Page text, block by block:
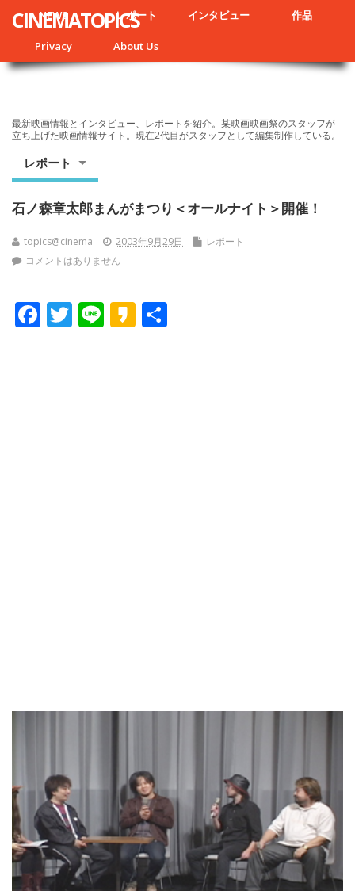
NEWS レポート インタビュー 作品
Privacy About Us
CINEMATOPICS
最新映画情報とインタビュー、レポートを紹介。某映画映画祭のスタッフが
立ち上げた映画情報サイト。現在2代目がスタッフとして編集制作している。
レポート
石ノ森章太郎まんがまつり＜オールナイト＞開催！
topics@cinema 2003年9月29日
レポート
コメントはありません
F T Li K